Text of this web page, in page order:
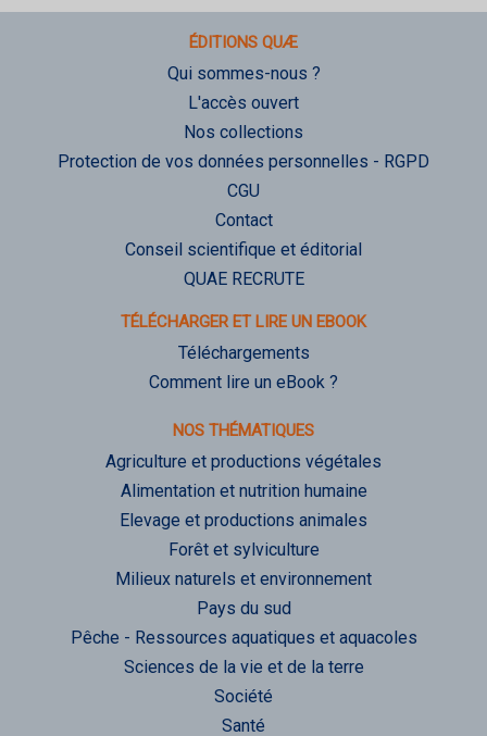
ÉDITIONS QUÆ
Qui sommes-nous ?
L'accès ouvert
Nos collections
Protection de vos données personnelles - RGPD
CGU
Contact
Conseil scientifique et éditorial
QUAE RECRUTE
TÉLÉCHARGER ET LIRE UN EBOOK
Téléchargements
Comment lire un eBook ?
NOS THÉMATIQUES
Agriculture et productions végétales
Alimentation et nutrition humaine
Elevage et productions animales
Forêt et sylviculture
Milieux naturels et environnement
Pays du sud
Pêche - Ressources aquatiques et aquacoles
Sciences de la vie et de la terre
Société
Santé